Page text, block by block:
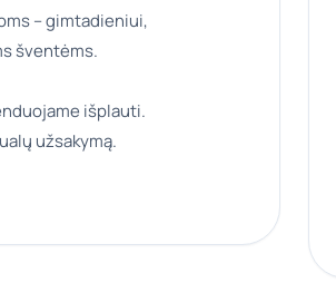
– gimtadieniui,
šventėms.
išplauti.
užsakymą.